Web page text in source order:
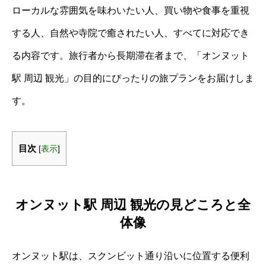
ローカルな雰囲気を味わいたい人、買い物や食事を重視
する人、自然や寺院で癒されたい人、すべてに対応でき
る内容です。旅行者から長期滞在者まで、「オンヌット
駅 周辺 観光」の目的にぴったりの旅プランをお届けしま
す。
目次 [表示]
オンヌット駅 周辺 観光の見どころと全
体像
オンヌット駅は、スクンビット通り沿いに位置する便利